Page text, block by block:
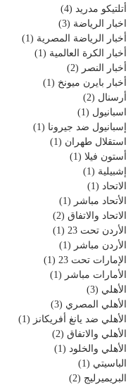
أتلتيكو مدريد (4)
اخبار الرياضة (3)
أخبار الرياضة المصرية (1)
أخبار الكرة العالمية (1)
أخبار النصر (2)
أخبار بايرن ميونخ (1)
أرسنال (2)
اسبانيول (1)
إسبانيول ضد جيرونا (1)
استقلال طهران (1)
أستون فيلا (1)
إشبيلية (1)
الاتحاد (1)
الأتحاد مباشر (1)
الاتحاد والاتفاق (2)
الأردن تحت 23
(1)
الأردن مباشر (1)
الإمارات تحت 23
(1)
الأمارات مباشر (1)
الأهلي (3)
الأهلي المصري (3)
الأهلي ضد يانغ أفريكانز (1)
الأهلي والاتفاق (2)
الأهلي والخلود (1)
الباسيتي (1)
البريميرليج (2)